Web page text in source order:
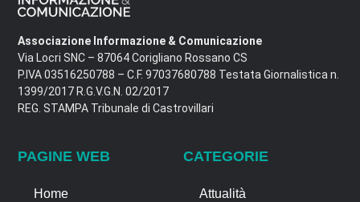
Associazione Informazione & Comunicazione
Via Locri SNC – 87064 Corigliano Rossano CS
P.IVA 03516250788 – C.F. 97037680788 Testata Giornalistica n.
1399/2017 R.G.V.G.N. 02/2017
REG. STAMPA Tribunale di Castrovillari
PAGINE WEB
Home
CATEGORIE
Attualità